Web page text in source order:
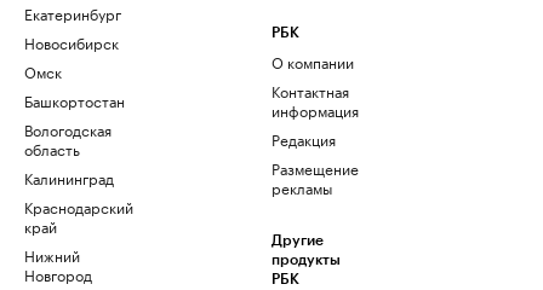
Екатеринбург
Новосибирск
Омск
Башкортостан
Вологодская
область
Калининград
Краснодарский
край
Нижний
Новгород
РБК
О компании
Контактная
информация
Редакция
Размещение
рекламы
Другие
продукты
РБК